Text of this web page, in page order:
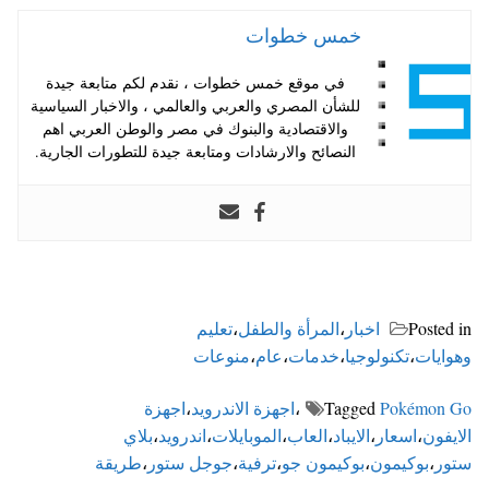
خمس خطوات
في موقع خمس خطوات ، نقدم لكم متابعة جيدة
للشأن المصري والعربي والعالمي ، والاخبار السياسية
والاقتصادية والبنوك في مصر والوطن العربي اهم
النصائح والارشادات ومتابعة جيدة للتطورات الجارية.
Posted in اخبار ،المرأة والطفل،تعليم
وهوايات،تكنولوجيا،خدمات،عام،منوعات
Tagged Pokémon Go ،اجهزة الاندرويد،اجهزة
الايفون،اسعار ،الايباد،العاب،الموبايلات،اندرويد،بلاي
ستور ،بوكيمون،بوكيمون جو،ترفية،جوجل ستور ،طريقة